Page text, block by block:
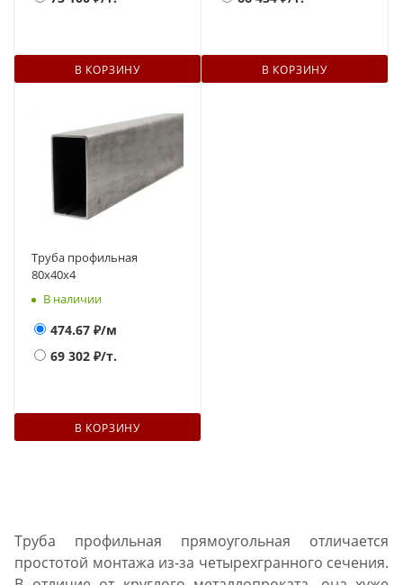
В КОРЗИНУ В КОРЗИНУ
Труба профильная
80х40х4
В наличии
474.67 ₽/м
69 302 ₽/т.
В КОРЗИНУ
Труба профильная прямоугольная отличается
простотой монтажа из-за четырехгранного сечения.